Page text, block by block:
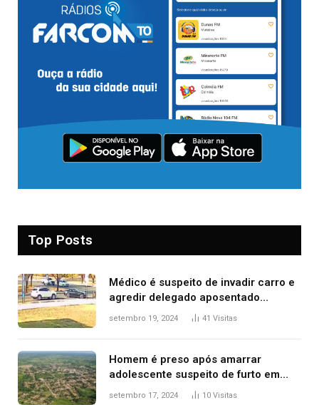
Top Posts
Médico é suspeito de invadir carro e
agredir delegado aposentado
durante confusão no trânsito
setembro 19, 2024 41 Visitas
Homem é preso após amarrar
adolescente suspeito de furto em
estaca de cerca e agredi-lo
setembro 17, 2024 10 Visitas